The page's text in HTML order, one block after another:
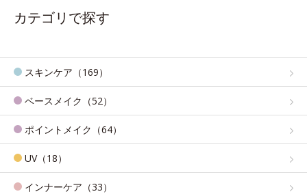
カテゴリで探す
スキンケア（169）
ベースメイク（52）
ポイントメイク（64）
UV（18）
インナーケア（33）